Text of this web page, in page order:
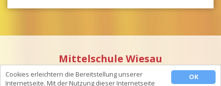
OK
Cookies erleichtern die Bereitstellung unserer
Internetseite. Mit der Nutzung dieser Internetseite
Mittelschule Wiesau
Schulstraße 6 •
-95676 Wiesau • Telefon: 0 96 34 / 92 21 - 0 •
Telefax: 0 96 34 / 92 21 - 15